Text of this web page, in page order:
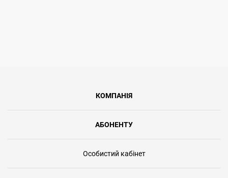
КОМПАНІЯ
АБОНЕНТУ
Особистий кабінет